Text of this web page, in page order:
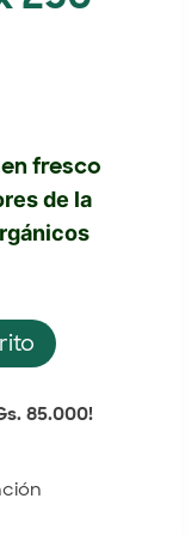
fresco
de la
85.000!